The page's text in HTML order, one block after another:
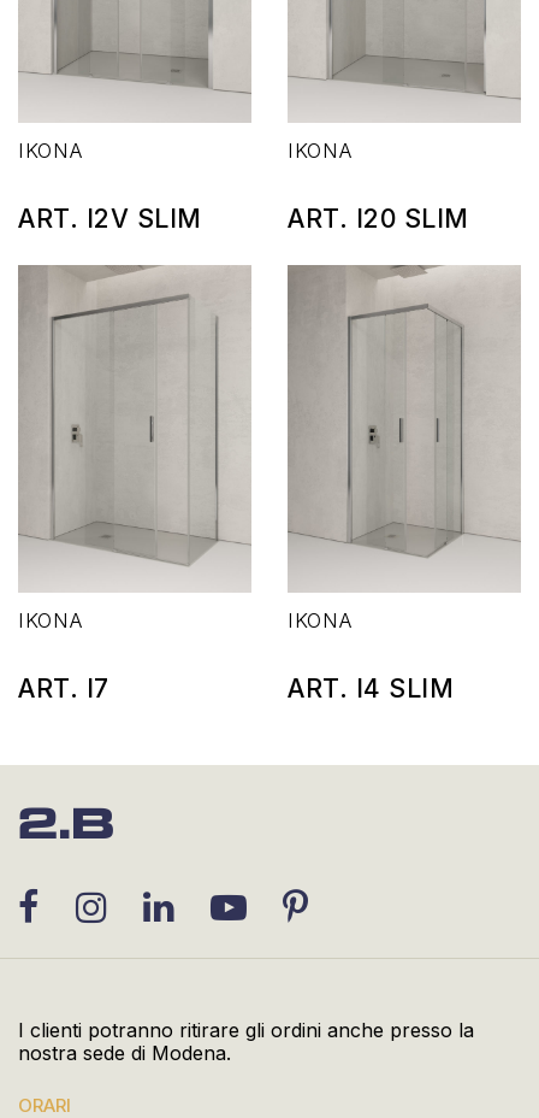
IKONA
ART. I2V SLIM
IKONA
ART. I20 SLIM
IKONA
ART. I7
IKONA
ART. I4 SLIM
I clienti potranno ritirare gli ordini anche presso la
nostra sede di Modena.
ORARI